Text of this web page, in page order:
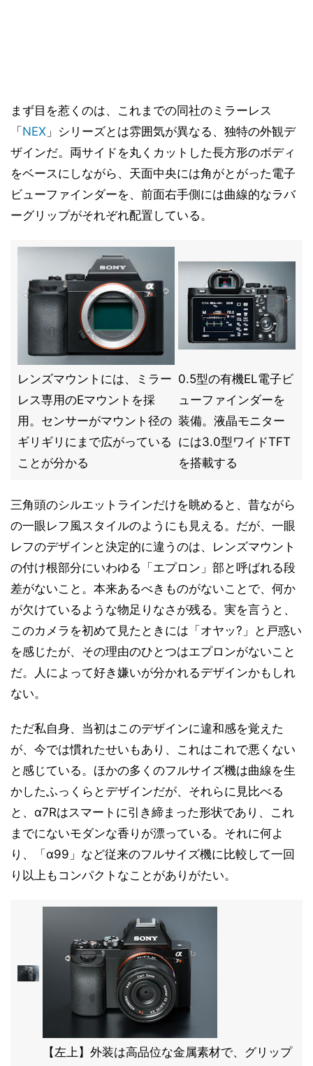
まず目を惹くのは、これまでの同社のミラーレス
「 NEX 」シリーズとは雰囲気が異なる、独特の外観デ
ザインだ。両サイドを丸くカットした長方形のボディ
をベースにしながら、天面中央には角がとがった電子
ビューファインダーを、前面右手側には曲線的なラバ
ーグリップがそれぞれ配置している。
レンズマウントには、ミラー
レス専用のEマウントを採
用。センサーがマウント径の
ギリギリにまで広がっている
ことが分かる
0.5型の有機EL電子ビ
ューファインダーを
装備。液晶モニター
には3.0型ワイドTFT
を搭載する
三角頭のシルエットラインだけを眺めると、昔ながら
の一眼レフ風スタイルのようにも見える。だが、一眼
レフのデザインと決定的に違うのは、レンズマウント
の付け根部分にいわゆる「エプロン」部と呼ばれる段
差がないこと。本来あるべきものがないことで、何か
が欠けているような物足りなさが残る。実を言うと、
このカメラを初めて見たときには「オヤッ?」と戸惑い
を感じたが、その理由のひとつはエプロンがないこと
だ。人によって好き嫌いが分かれるデザインかもしれ
ない。
ただ私自身、当初はこのデザインに違和感を覚えた
が、今では慣れたせいもあり、これはこれで悪くない
と感じている。ほかの多くのフルサイズ機は曲線を生
かしたふっくらとデザインだが、それらに見比べる
と、α7Rはスマートに引き締まった形状であり、これ
までにないモダンな香りが漂っている。それに何よ
り、「α99」など従来のフルサイズ機に比較して一回
り以上もコンパクトなことがありがたい。
【左上】外装は高品位な金属素材で、グリップ